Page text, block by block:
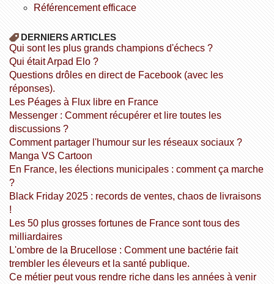
référencement efficace
DERNIERS ARTICLES
Qui sont les plus grands champions d'échecs ?
Qui était Arpad Elo ?
Questions drôles en direct de Facebook (avec les
réponses).
Les Péages à Flux libre en France
Messenger : Comment récupérer et lire toutes les
discussions ?
Comment partager l'humour sur les réseaux sociaux ?
Manga VS Cartoon
En France, les élections municipales : comment ça marche
?
Black Friday 2025 : records de ventes, chaos de livraisons
!
Les 50 plus grosses fortunes de France sont tous des
milliardaires
L'ombre de la Brucellose : Comment une bactérie fait
trembler les éleveurs et la santé publique.
Ce métier peut vous rendre riche dans les années à venir